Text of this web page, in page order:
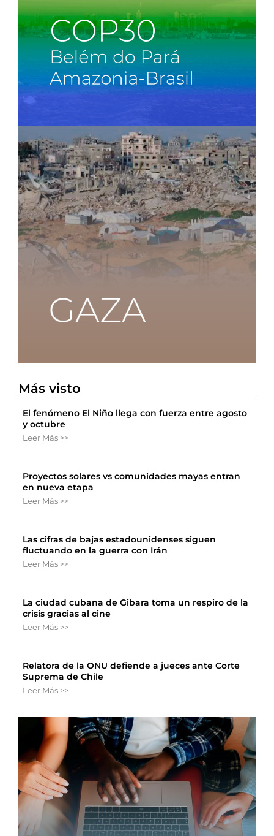
Más visto
El fenómeno El Niño llega con fuerza entre agosto
y octubre
Leer Más >>
Proyectos solares vs comunidades mayas entran
en nueva etapa
Leer Más >>
Las cifras de bajas estadounidenses siguen
fluctuando en la guerra con Irán
Leer Más >>
La ciudad cubana de Gibara toma un respiro de la
crisis gracias al cine
Leer Más >>
Relatora de la ONU defiende a jueces ante Corte
Suprema de Chile
Leer Más >>